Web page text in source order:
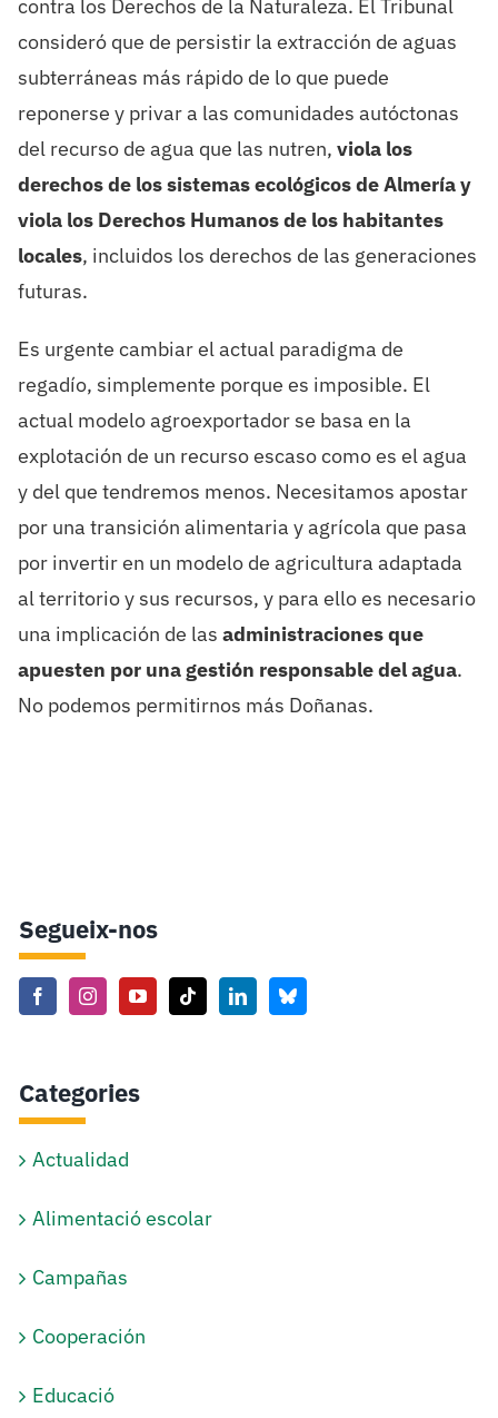
contra los Derechos de la Naturaleza. El Tribunal
consideró que de persistir la extracción de aguas
subterráneas más rápido de lo que puede
reponerse y privar a las comunidades autóctonas
del recurso de agua que las nutren, viola los
derechos de los sistemas ecológicos de Almería y
viola los Derechos Humanos de los habitantes
locales, incluidos los derechos de las generaciones
futuras.
Es urgente cambiar el actual paradigma de
regadío, simplemente porque es imposible. El
actual modelo agroexportador se basa en la
explotación de un recurso escaso como es el agua
y del que tendremos menos. Necesitamos apostar
por una transición alimentaria y agrícola que pasa
por invertir en un modelo de agricultura adaptada
al territorio y sus recursos, y para ello es necesario
una implicación de las administraciones que
apuesten por una gestión responsable del agua.
No podemos permitirnos más Doñanas.
Segueix-nos
Categories
Actualidad
Alimentació escolar
Campañas
Cooperación
Educació